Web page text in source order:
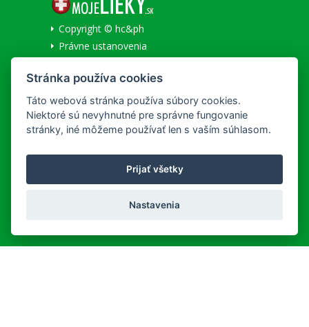
Copyright © hc&ph
Právne ustanovenia
Informácie o cookies
Národné centrum zdravotníckych informácií
SLUŽBY
Všeobecné obchodné podmienky
Lekáreň na Korze
REKLAMAČNÝ PORIADOK
Stránka používa cookies
Táto webová stránka používa súbory cookies.
Niektoré sú nevyhnutné pre správne fungovanie
stránky, iné môžeme používať len s vaším súhlasom.
Prijať všetky
Nastavenia